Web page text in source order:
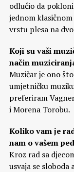
odlučio da
jednom
vrstu plesa na
Koji su vaši
način
Muzičar je ono
umjetničku
preferiram
i Morena Torobu.
Koliko vam je
nam o vašem
Kroz rad sa
usvaja se